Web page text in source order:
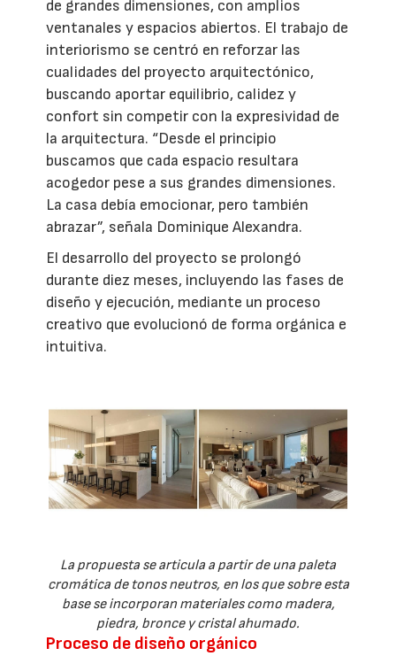
de grandes dimensiones, con amplios
ventanales y espacios abiertos. El trabajo de
interiorismo se centró en reforzar las
cualidades del proyecto arquitectónico,
buscando aportar equilibrio, calidez y
confort sin competir con la expresividad de
la arquitectura. “Desde el principio
buscamos que cada espacio resultara
acogedor pese a sus grandes dimensiones.
La casa debía emocionar, pero también
abrazar”, señala Dominique Alexandra.
El desarrollo del proyecto se prolongó
durante diez meses, incluyendo las fases de
diseño y ejecución, mediante un proceso
creativo que evolucionó de forma orgánica e
intuitiva.
La propuesta se articula a partir de una paleta
cromática de tonos neutros, en los que sobre esta
base se incorporan materiales como madera,
piedra, bronce y cristal ahumado.
Proceso de diseño orgánico